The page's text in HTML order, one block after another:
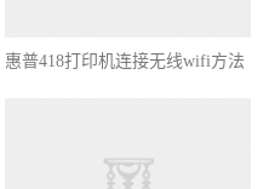
惠普418打印机连接无线wifi方法